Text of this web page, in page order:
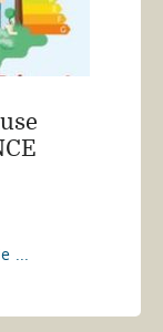
...